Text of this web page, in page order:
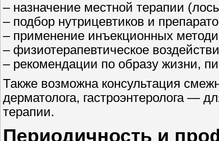
– назначение местной терапии
– подбор нутрицевтиков и
– применение инъекционных
– физиотерапевтическое
– рекомендации по образу жизни,
Также возможна консультация
дерматолога, гастроэнтеролога —
терапии.
Периодичность и